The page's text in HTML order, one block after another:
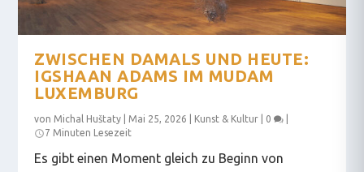
ZWISCHEN DAMALS UND HEUTE:
IGSHAAN ADAMS IM MUDAM
LUXEMBURG
von Michal Huštaty Mai 25, 2026 Kunst & Kultur 0
7 Minuten Lesezeit
Es gibt einen Moment gleich zu Beginn von